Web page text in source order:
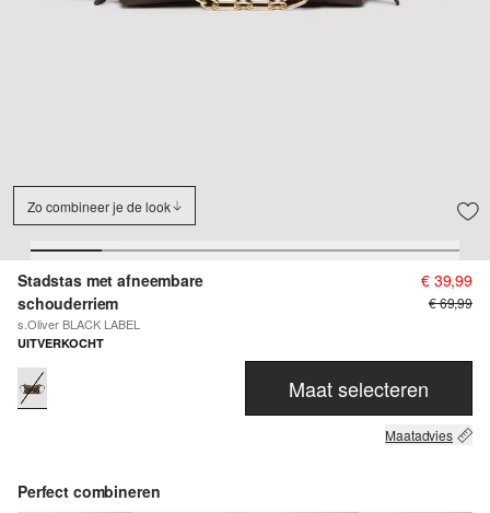
Zo combineer je de look
Stadstas met afneembare
schouderriem
s.Oliver BLACK LABEL
€ 39,99
€ 69,99
UITVERKOCHT
Maat selecteren
Maatadvies
Perfect combineren